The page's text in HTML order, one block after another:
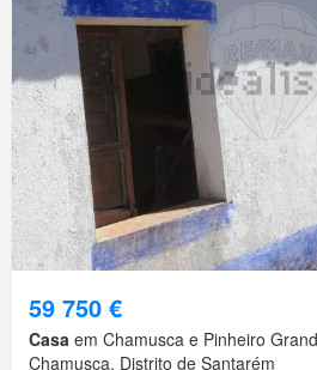
59 750 €
Casa em Chamusca e Pinheiro
Chamusca, Distrito de Santarém